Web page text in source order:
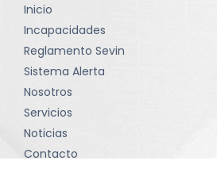
Inicio
Incapacidades
Reglamento Sevin
Sistema Alerta
Nosotros
Servicios
Noticias
Contacto